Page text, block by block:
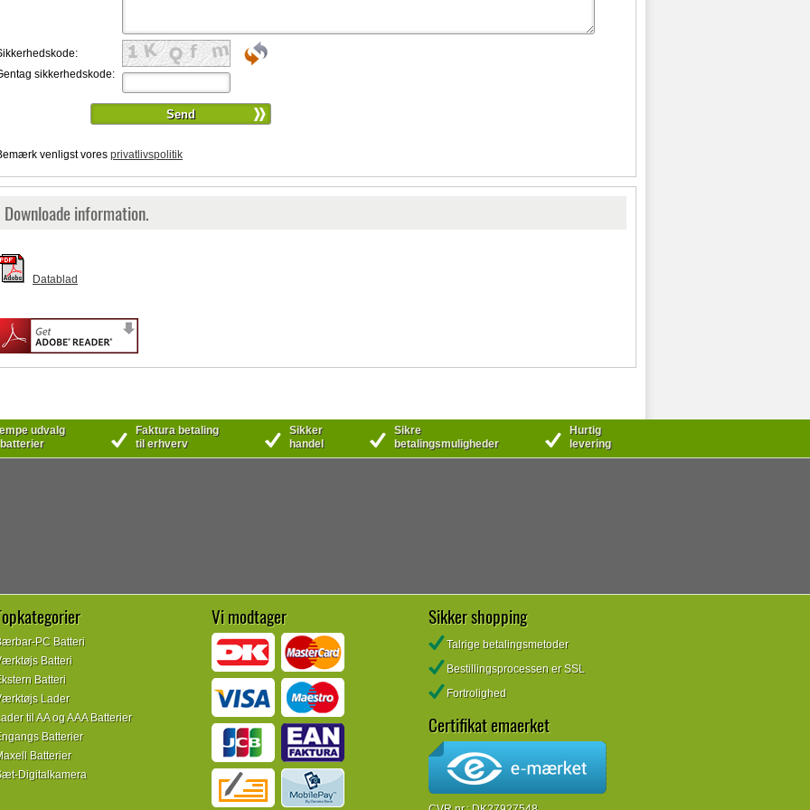
sikkerhedskode:
venligst vores privatlivspolitik
Downloade information.
Datablad
udvalg
Faktura betaling
til erhverv
Sikker
handel
Sikre
betalingsmuligheder
Hurtig
levering
PC Batteri
Batteri
Batteri
Lader
til AA og AAA Batterier
Batterier
Batterier
Digitalkamera
Vi modtager Sikker shopping
Talrige betalingsmetoder
Bestillingsprocessen er SSL
Fortrolighed
Certifikat emaerket